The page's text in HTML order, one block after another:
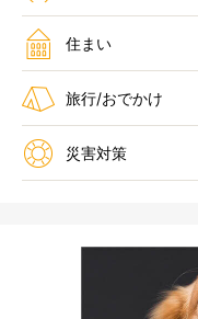
住まい
旅行/おでかけ
災害対策